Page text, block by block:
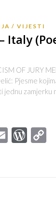
VIJESTI
Italy
OF JURY
Pjesme
jednu zamjerku
Email